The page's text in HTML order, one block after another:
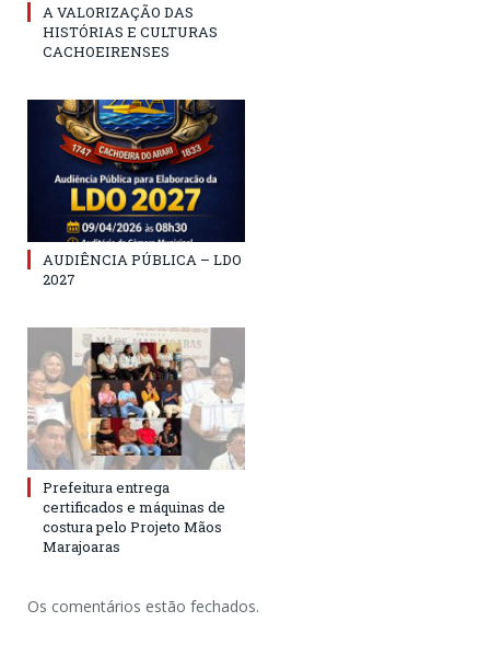
A VALORIZAÇÃO DAS
HISTÓRIAS E CULTURAS
CACHOEIRENSES
AUDIÊNCIA PÚBLICA – LDO
2027
Prefeitura entrega
certificados e máquinas de
costura pelo Projeto Mãos
Marajoaras
Os comentários estão fechados.